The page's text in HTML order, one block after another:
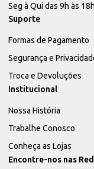
Seg à Qui das 9h às
Suporte
Formas de Pagamento
Segurança e
Troca e Devoluções
Institucional
Nossa História
Trabalhe Conosco
Conheça as Lojas
Encontre-nos nas